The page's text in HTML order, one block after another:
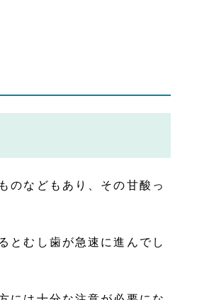
のなどもあり、その甘酸っ
とむし歯が急速に進んでし